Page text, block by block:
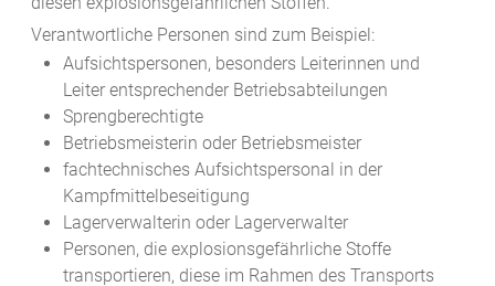
Verantwortliche Personen sind zum Beispiel:
Aufsichtspersonen, besonders Leiterinnen und
Leiter entsprechender Betriebsabteilungen
Sprengberechtigte
Betriebsmeisterin oder Betriebsmeister
fachtechnisches Aufsichtspersonal in der
Kampfmittelbeseitigung
Lagerverwalterin oder Lagerverwalter
Personen, die explosionsgefährliche Stoffe
transportieren, diese im Rahmen des Transports